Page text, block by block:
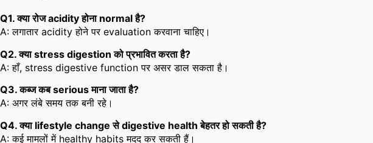
Q1. क्या रोज acidity होना normal है?
A: लगातार acidity होने पर evaluation करवाना चाहिए।
Q2. क्या stress digestion को प्रभावित करता है?
A: हाँ, stress digestive function पर असर डाल सकता है।
Q3. कब्ज कब serious माना जाता है?
A: अगर लंबे समय तक बनी रहे।
Q4. क्या lifestyle change से digestive health बेहतर हो सकती है?
A: कई मामलों में healthy habits मदद कर सकती हैं।